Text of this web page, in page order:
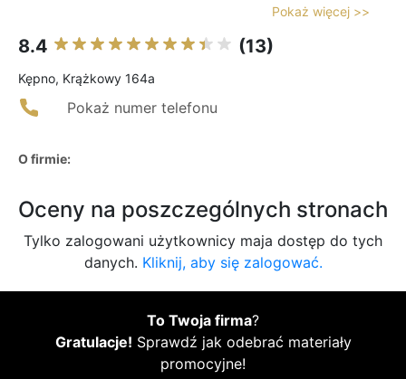
Pokaż więcej >>
8.4 (13)
Kępno, Krążkowy 164a
Pokaż numer telefonu
O firmie:
Oceny na poszczególnych stronach
Tylko zalogowani użytkownicy maja dostęp do tych
danych. Kliknij, aby się zalogować.
To Twoja firma?
Gratulacje! Sprawdź jak odebrać materiały
promocyjne!